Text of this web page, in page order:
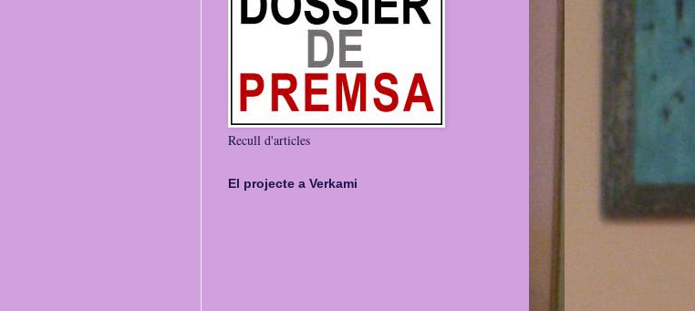
Recull d'articles
El projecte a Verkami